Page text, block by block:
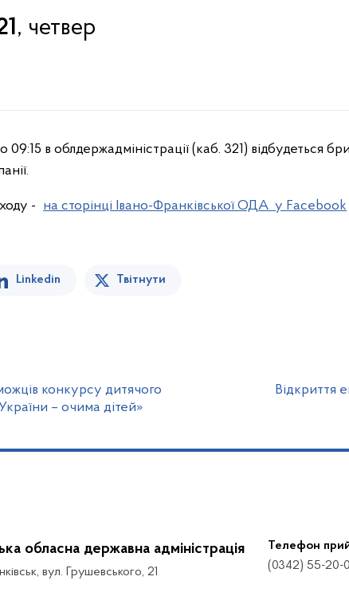
, четвер
- на сторінці Івано-Франківської ОДА у Facebook
Linkedin Твітнути
конкурсу дитячого
– очима дітей»
Відкриття
обласна державна адміністрація
вул. Грушевського, 21
Телефон
(0342) 55-20-